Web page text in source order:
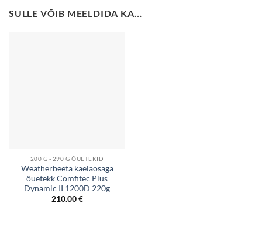
SULLE VÕIB MEELDIDA KA…
200 G - 290 G ÕUETEKID
Weatherbeeta kaelaosaga
õuetekk Comfitec Plus
Dynamic II 1200D 220g
210.00€